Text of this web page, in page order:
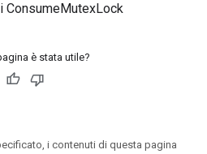
ConsumeMutexLock
è stata utile?
i contenuti di questa pagina